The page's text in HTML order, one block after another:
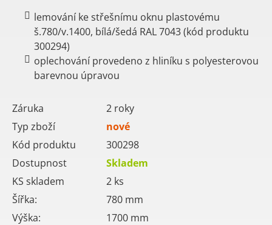
lemování ke střešnímu oknu plastovému
š.780/v.1400, bílá/šedá RAL 7043 (kód produktu
300294)
oplechování provedeno z hliníku s polyesterovou
barevnou úpravou
Záruka
2 roky
Typ zboží
nové
Kód produktu
300298
Dostupnost
Skladem
KS skladem
2 ks
Šířka:
780 mm
Výška:
1700 mm